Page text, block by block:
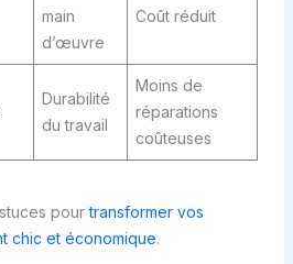
main
d’œuvre
Coût réduit
Durabilité
du travail
Moins de
réparations
coûteuses
pourtransformer vos
chic et économique.